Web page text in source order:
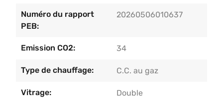
Numéro du rapport
PEB:
20260506010637
Emission CO2: 34
Type de chauffage: C.C. au gaz
Vitrage: Double